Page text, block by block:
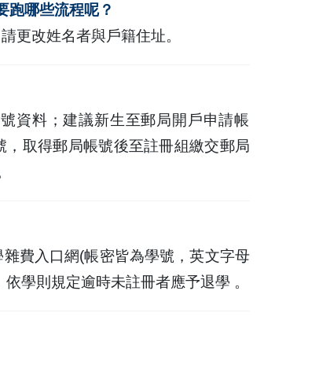
跑哪些流程呢？
更改姓名者與戶籍住址。
資料；建議新生至郵局開戶申請帳
取得郵局帳號後至註冊組繳交郵局
費入口網(帳密皆為學號，英文字母
學則規定逾時未註冊者應予退學 。